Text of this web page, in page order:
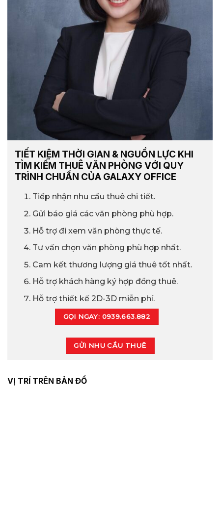
TIẾT KIỆM THỜI GIAN & NGUỒN LỰC KHI
TÌM KIẾM THUÊ VĂN PHÒNG VỚI QUY
TRÌNH CHUẨN CỦA GALAXY OFFICE
Tiếp nhận nhu cầu thuê chi tiết.
Gửi báo giá các văn phòng phù hợp.
Hỗ trợ đi xem văn phòng thực tế.
Tư vấn chọn văn phòng phù hợp nhất.
Cam kết thương lượng giá thuê tốt nhất.
Hỗ trợ khách hàng ký hợp đồng thuê.
Hỗ trợ thiết kế 2D-3D miễn phí.
GỌI NGAY: 0939.663.882
GỬI NHU CẦU THUÊ
VỊ TRÍ TRÊN BẢN ĐỒ